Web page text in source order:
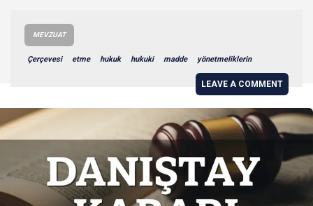
MEVZUAT
Çerçevesi etme hukuk hukuki madde yönetmeliklerin
LEAVE A COMMENT